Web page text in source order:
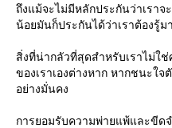
ถึงแม้จะไม่มีหลักประกันว่าเราจ
น้อยมันก็ประกันได้ว่าเราต้องรู้ม
สิ่งที่น่ากลัวที่สุดสำหรับเราไม่ใ
ของเราเองต่างหาก หากชนะใจ
อย่างมั่นคง
การยอมรับความพ่ายแพ้และขีด